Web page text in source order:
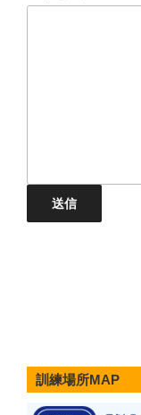
送信
訓練場所MAP